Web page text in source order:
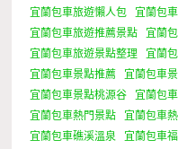
宜蘭包車旅遊懶人包
宜蘭包
宜蘭包車旅遊推薦景點
宜蘭
宜蘭包車旅遊景點整理
宜蘭
宜蘭包車景點推薦
宜蘭包車
宜蘭包車景點桃源谷
宜蘭包
宜蘭包車熱門景點
宜蘭包車
宜蘭包車礁溪溫泉
宜蘭包車